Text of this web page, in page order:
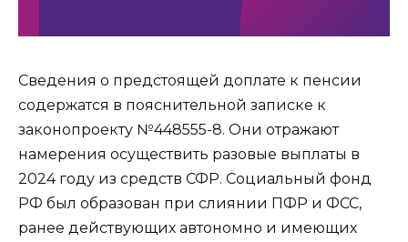
Сведения о предстоящей доплате к пенсии
содержатся в пояснительной записке к
законопроекту №448555-8. Они отражают
намерения осуществить разовые выплаты в
2024 году из средств СФР. Социальный фонд
РФ был образован при слиянии ПФР и ФСС,
ранее действующих автономно и имеющих